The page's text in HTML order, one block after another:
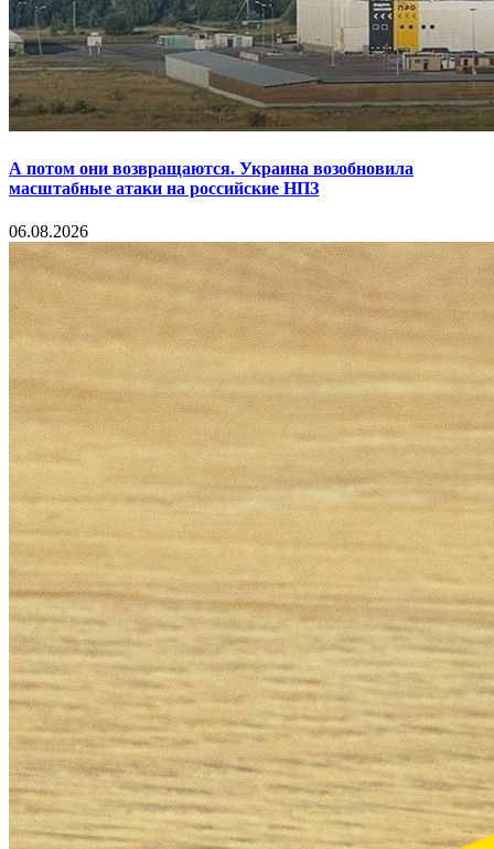
А потом они возвращаются. Украина возобновила
масштабные атаки на российские НПЗ
06.08.2026